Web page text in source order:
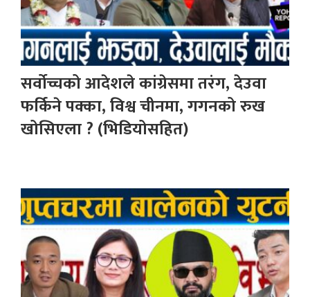
सर्वोच्चको आदेशले कांग्रेसमा तरंग, देउवा
फर्किने पक्का, विश्व चीनमा, गगनको रुख
खोसिएला ? (भिडियोसहित)